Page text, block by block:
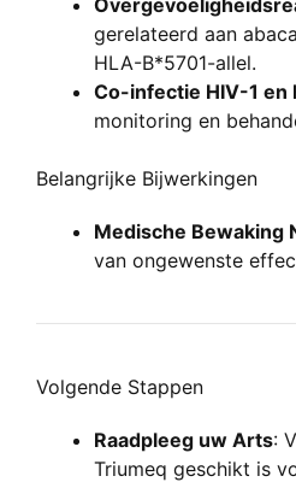
gerelateerd aan
HLA-B*5701-allel.
Co-infectie HIV-1 en
monitoring en
Belangrijke Bijwerkingen
Medische Bewaking
van ongewenste
Volgende Stappen
Raadpleeg uw Arts:
Triumeq geschikt is